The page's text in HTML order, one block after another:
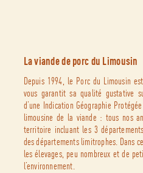
La viande de porc du Limousin
Depuis 1994, le Porc du Limousin
vous garantit sa qualité gustative
d’une Indication Géographie
limousine de la viande : tous nos
territoire incluant les 3
des départements limitrophes. Dans
les élevages, peu nombreux et de
l’environnement.